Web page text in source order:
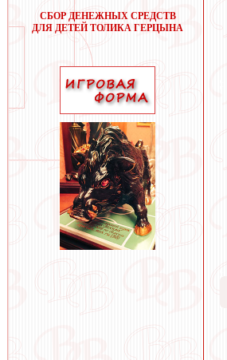
СБОР ДЕНЕЖНЫХ СРЕДСТВ
ДЛЯ ДЕТЕЙ ТОЛИКА ГЕРЦЫНА